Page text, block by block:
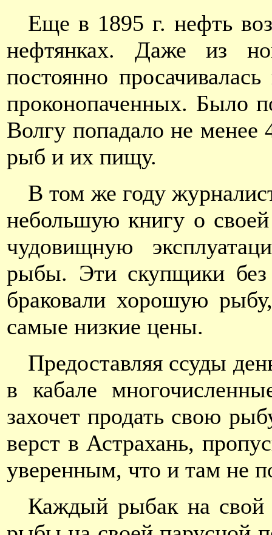
Еще в 1895 г. нефть
нефтянках. Даже из
постоянно
проконопаченных. Было
Волгу попадало не менее
рыб и их пищу.
В том же году
небольшую книгу о
чудовищную
рыбы. Эти скупщики без
браковали хорошую
самые низкие цены.
Предоставляя ссуды
в кабале
захочет продать свою
верст в Астрахань,
уверенным, что и там не
Каждый рыбак на свой